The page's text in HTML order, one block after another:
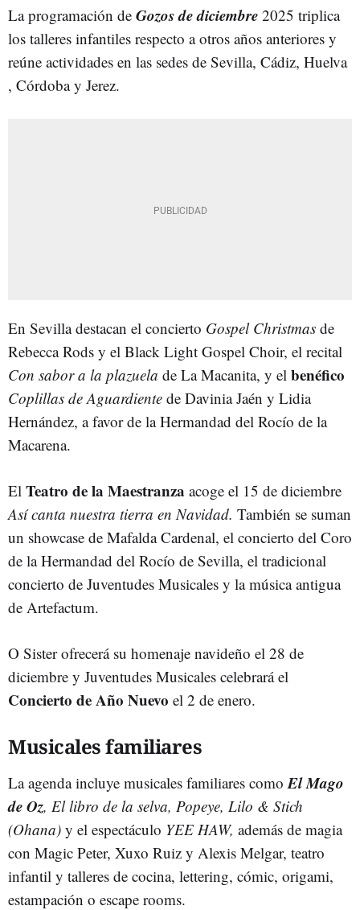
La programación de Gozos de diciembre 2025 triplica
los talleres infantiles respecto a otros años anteriores y
reúne actividades en las sedes de Sevilla, Cádiz, Huelva
, Córdoba y Jerez.
En Sevilla destacan el concierto Gospel Christmas de
Rebecca Rods y el Black Light Gospel Choir, el recital
Con sabor a la plazuela de La Macanita, y el benéfico
Coplillas de Aguardiente de Davinia Jaén y Lidia
Hernández, a favor de la Hermandad del Rocío de la
Macarena.
El Teatro de la Maestranza acoge el 15 de diciembre
Así canta nuestra tierra en Navidad. También se suman
un showcase de Mafalda Cardenal, el concierto del Coro
de la Hermandad del Rocío de Sevilla, el tradicional
concierto de Juventudes Musicales y la música antigua
de Artefactum.
O Sister ofrecerá su homenaje navideño el 28 de
diciembre y Juventudes Musicales celebrará el
Concierto de Año Nuevo el 2 de enero.
Musicales familiares
La agenda incluye musicales familiares como El Mago
de Oz, El libro de la selva, Popeye, Lilo & Stich
(Ohana) y el espectáculo YEE HAW, además de magia
con Magic Peter, Xuxo Ruiz y Alexis Melgar, teatro
infantil y talleres de cocina, lettering, cómic, origami,
estampación o escape rooms.